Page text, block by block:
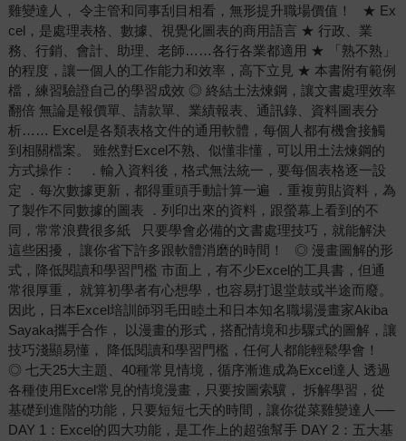
雞變達人， 令主管和同事刮目相看，無形提升職場價值！ ★ Ex
cel，是處理表格、數據、視覺化圖表的商用語言 ★ 行政、業
務、行銷、會計、助理、老師……各行各業都適用 ★ 「熟不熟」
的程度，讓一個人的工作能力和效率，高下立見 ★ 本書附有範例
檔，練習驗證自己的學習成效 ◎ 終結土法煉鋼，讓文書處理效率
翻倍 無論是報價單、請款單、業績報表、通訊錄、資料圖表分
析…… Excel是各類表格文件的通用軟體，每個人都有機會接觸
到相關檔案。 雖然對Excel不熟、似懂非懂，可以用土法煉鋼的
方式操作： ．輸入資料後，格式無法統一，要每個表格逐一設
定 ．每次數據更新，都得重頭手動計算一遍 ．重複剪貼資料，為
了製作不同數據的圖表 ．列印出來的資料，跟螢幕上看到的不
同，常常浪費很多紙 只要學會必備的文書處理技巧，就能解決
這些困擾， 讓你省下許多跟軟體消磨的時間！ ◎ 漫畫圖解的形
式，降低閱讀和學習門檻 市面上，有不少Excel的工具書，但通
常很厚重， 就算初學者有心想學，也容易打退堂鼓或半途而廢。
因此，日本Excel培訓師羽毛田睦土和日本知名職場漫畫家Akiba
Sayaka攜手合作， 以漫畫的形式，搭配情境和步驟式的圖解，讓
技巧淺顯易懂， 降低閱讀和學習門檻，任何人都能輕鬆學會！
◎ 七天25大主題、40種常見情境，循序漸進成為Excel達人 透過
各種使用Excel常見的情境漫畫，只要按圖索驥， 拆解學習，從
基礎到進階的功能，只要短短七天的時間，讓你從菜雞變達人──
DAY 1：Excel的四大功能，是工作上的超強幫手 DAY 2：五大基